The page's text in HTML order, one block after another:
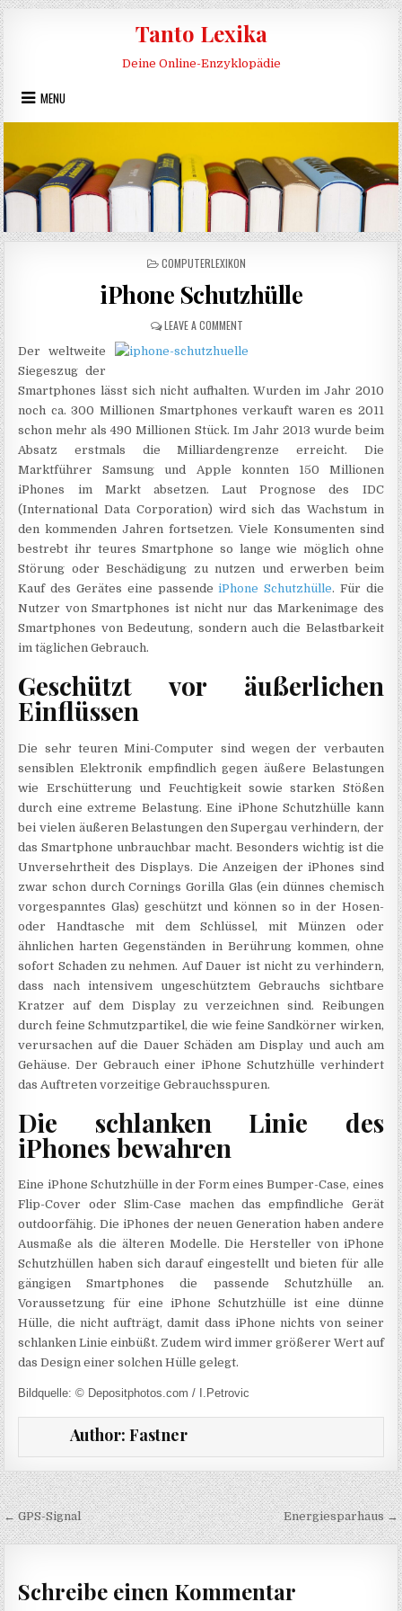
Skip to content
Tanto Lexika
Deine Online-Enzyklopädie
MENU
POSTED IN
COMPUTERLEXIKON
iPhone Schutzhülle
LEAVE A COMMENTON IPHONE SCHUTZHÜLLE
Der weltweite
Siegeszug der
Smartphones lässt sich nicht aufhalten. Wurden im Jahr 2010
noch ca. 300 Millionen Smartphones verkauft waren es 2011
schon mehr als 490 Millionen Stück. Im Jahr 2013 wurde beim
Absatz erstmals die Milliardengrenze erreicht. Die
Marktführer Samsung und Apple konnten 150 Millionen
iPhones im Markt absetzen. Laut Prognose des IDC
(International Data Corporation) wird sich das Wachstum in
den kommenden Jahren fortsetzen. Viele Konsumenten sind
bestrebt ihr teures Smartphone so lange wie möglich ohne
Störung oder Beschädigung zu nutzen und erwerben beim
Kauf des Gerätes eine passendeiPhone Schutzhülle. Für die
Nutzer von Smartphones ist nicht nur das Markenimage des
Smartphones von Bedeutung, sondern auch die Belastbarkeit
im täglichen Gebrauch.
Geschützt vor äußerlichen
Einflüssen
Die sehr teuren Mini-Computer sind wegen der verbauten
sensiblen Elektronik empfindlich gegen äußere Belastungen
wie Erschütterung und Feuchtigkeit sowie starken Stößen
durch eine extreme Belastung. Eine iPhone Schutzhülle kann
bei vielen äußeren Belastungen den Supergau verhindern, der
das Smartphone unbrauchbar macht. Besonders wichtig ist die
Unversehrtheit des Displays. Die Anzeigen der iPhones sind
zwar schon durch Cornings Gorilla Glas (ein dünnes chemisch
vorgespanntes Glas) geschützt und können so in der Hosen-
oder Handtasche mit dem Schlüssel, mit Münzen oder
ähnlichen harten Gegenständen in Berührung kommen, ohne
sofort Schaden zu nehmen. Auf Dauer ist nicht zu verhindern,
dass nach intensivem ungeschütztem Gebrauchs sichtbare
Kratzer auf dem Display zu verzeichnen sind. Reibungen
durch feine Schmutzpartikel, die wie feine Sandkörner wirken,
verursachen auf die Dauer Schäden am Display und auch am
Gehäuse. Der Gebrauch einer iPhone Schutzhülle verhindert
das Auftreten vorzeitige Gebrauchsspuren.
Die schlanken Linie des
iPhones bewahren
Eine iPhone Schutzhülle in der Form eines Bumper-Case, eines
Flip-Cover oder Slim-Case machen das empfindliche Gerät
outdoorfähig. Die iPhones der neuen Generation haben andere
Ausmaße als die älteren Modelle. Die Hersteller von iPhone
Schutzhüllen haben sich darauf eingestellt und bieten für alle
gängigen Smartphones die passende Schutzhülle an.
Voraussetzung für eine iPhone Schutzhülle ist eine dünne
Hülle, die nicht aufträgt, damit dass iPhone nichts von seiner
schlanken Linie einbüßt. Zudem wird immer größerer Wert auf
das Design einer solchen Hülle gelegt.
Bildquelle: © Depositphotos.com / I.Petrovic
Author: Fastner
Beitragsnavigation
← GPS-Signal Energiesparhaus →
Schreibe einen Kommentar